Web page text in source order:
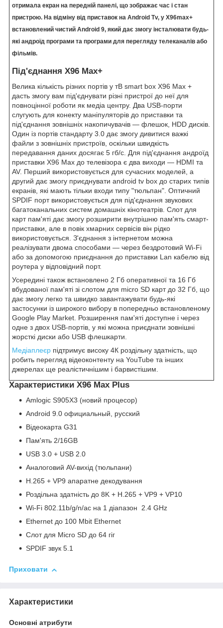
отримала екран на передній панелі, що зображає час і стан
пристрою. На відміну від приставок на Android Tv, у X96max+
встановлений чистий Android 9, який дає змогу інсталювати будь-
які андроїд програми та програми для перегляду телеканалів або
фільмів.
Під'єднання X96 Max+
Велика кількість різних портів у тВ smart box X96 Max +
дасть змогу вам під'єднувати різні пристрої до неї для
повноцінної роботи як медіа центру. Два USB-порти
слугують для конекту маніпуляторів до приставки та
під'єднання зовнішніх накопичувачів — флешок, HDD дисків.
Один із портів стандарту 3.0 дає змогу дивитися важкі
файли з зовнішніх пристроїв, оскільки швидкість
передавання даних досягає 5 гб/c. Для під'єднання андроїд
приставки X96 Max до телевізора є два виходи — HDMI та
AV. Перший використовується для сучасних моделей, а
другий дає змогу приєднувати android tv box до старих типів
екранів, які мають тільки входи типу "тюльпан". Оптичний
SPDIF порт використовується для під'єднання звукових
багатоканальних систем домашніх кінотеатрів. Слот для
карт пам'яті дає змогу розширити внутрішню пам'ять смарт-
приставки, але в повік хмарних сервісів він рідко
використовується. З'єднання з інтернетом можна
реалізувати двома способами — через бездротовий Wi-Fi
або за допомогою приєднання до приставки Lan кабелю від
роутера у відповідний порт.
Усередині також встановлено 2 Гб оперативної та 16 Гб
вбудованої пам'яті зі слотом для micro SD карт до 32 Гб, що
дає змогу легко та швидко завантажувати будь-які
застосунки із широкого вибору в попередньо встановленому
Google Play Market. Розширення пам'яті доступне і через
одне з двох USB-портів, у які можна приєднати зовнішні
жорсткі диски або USB флешкарти.
Медіаплеєр підтримує високу 4К роздільну здатність, що
робить перегляд відеоконтенту на YouTube та інших
джерелах ще реалістичнішим і барвистішим.
Характеристики X96 Max Plus
Amlogic S905X3 (новий процесор)
Android 9.0 официальный, русский
Відеокарта G31
Пам'ять 2/16GB
USB 3.0 + USB 2.0
Аналоговий AV-вихід (тюльпани)
H.265 + VP9 апаратне декодування
Роздільна здатність до 8K + H.265 + VP9 + VP10
Wi-Fi 802.11b/g/n/ac на 1 діапазон 2.4 GHz
Ethernet до 100 Mbit Ethernet
Слот для Micro SD до 64 гіг
SPDIF звук 5.1
Приховати
Характеристики
Основні атрибути